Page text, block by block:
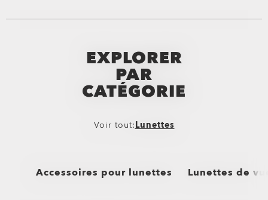
EXPLORER
PAR
CATÉGORIE
Voir tout:Lunettes
Accessoires pour lunettes Lunettes de